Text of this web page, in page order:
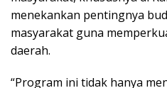
menekankan pentingnya
masyarakat guna
daerah.
“Program ini tidak hanya